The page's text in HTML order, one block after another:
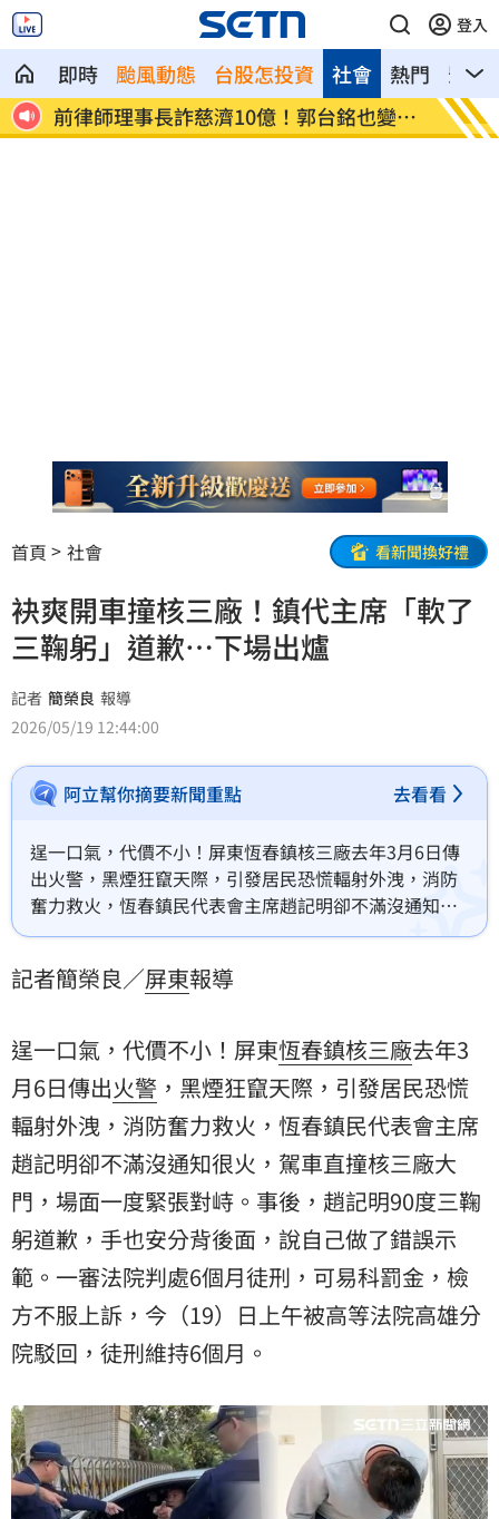
登入
即時 颱風動態 台股怎投資 熱門 影音
社會
不
前律師理事長詐慈濟10億！郭台銘也變人
頭
闖廢
人
首頁 社會 看新聞換好禮
袂爽開車撞核三廠！鎮代主席「軟了
三鞠躬」道歉…下場出爐
記者 簡榮良 報導
2026/05/19 12:44:00
阿立幫你摘要新聞重點 去看看
逞一口氣，代價不小！屏東恆春鎮核三廠去年3月6日傳
出火警，黑煙狂竄天際，引發居民恐慌輻射外洩，消防
奮力救火，恆春鎮民代表會主席趙記明卻不滿沒通知很
火，駕車直撞核三廠大門，場面一度緊張對峙。事後，
錯誤示範。高等法院高雄分院今日上午宣判，依妨害公
記者簡榮良／屏東報導
逞一口氣，代價不小！屏東恆春鎮核三廠去年3
月6日傳出火警 ，黑煙狂竄天際，引發居民恐慌
輻射外洩，消防奮力救火，恆春鎮民代表會主席
趙記明卻不滿沒通知很火，駕車直撞核三廠大
門，場面一度緊張對峙。事後，趙記明90度三鞠
躬道歉，手也安分背後面，說自己做了錯誤示
範。一審法院判處6個月徒刑，可易科罰金，檢
方不服上訴，今（19）日上午被高等法院高雄分
院駁回，徒刑維持6個月。